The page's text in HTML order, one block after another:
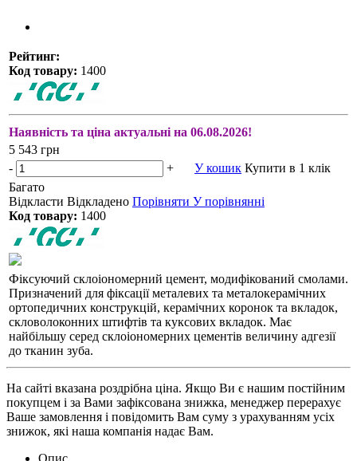
Рейтинг:
Код товару: 1400
Наявність та ціна актуальні на 06.08.2026!
5 543 грн
-
+ У кошик Купити в 1 клік
Багато
Відкласти Відкладено Порівняти У порівнянні
Код товару: 1400
Фіксуючий склоіономерний цемент, модифікований смолами.
Призначений для фіксації металевих та металокерамічних
ортопедичних конструкцій, керамічних коронок та вкладок,
скловолоконних штифтів та куксових вкладок. Має
найбільшу серед склоіономерних цементів величину адгезії
до тканин зуба.
На сайті вказана роздрібна ціна. Якщо Ви є нашим постійним
покупцем і за Вами зафіксована знижка, менеджер перерахує
Ваше замовлення і повідомить Вам суму з урахуванням усіх
знижок, які наша компанія надає Вам.
Опис